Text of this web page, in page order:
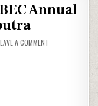
Annual
A COMMENTON ROCKSTAR